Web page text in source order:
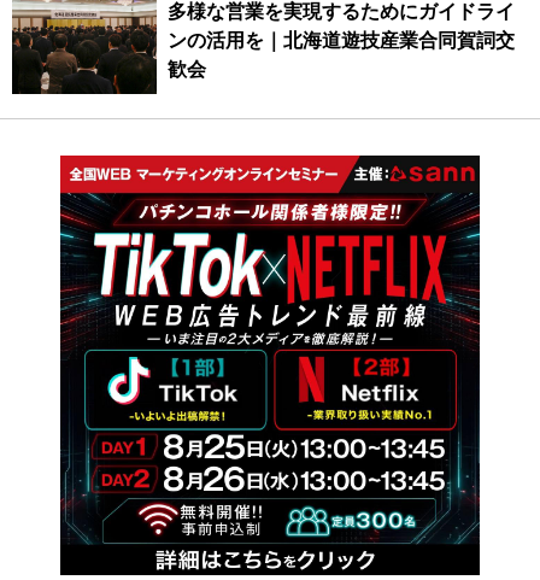
多様な営業を実現するためにガイドライ
ンの活用を｜北海道遊技産業合同賀詞交
歓会